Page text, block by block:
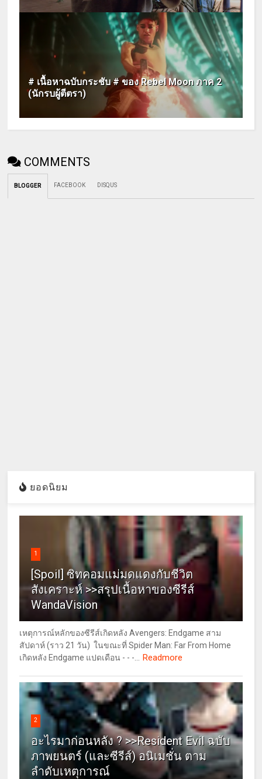
# เนื้อหาฉบับกระชับ # ของ Rebel Moon ภาค 2
(นักรบผู้ตีตรา)
COMMENTS
BLOGGER FACEBOOK DISQUS
ยอดนิยม
1
[Spoil] ซิทคอมแม่มดแดงกับชีวิต
สังเคราะห์ >>สรุปเนื้อหาของซีรีส์
WandaVision
เหตุการณ์หลักของซีรีส์เกิดหลัง Avengers: Endgame สาม
สัปดาห์ (ราว 21 วัน) ในขณะที่ Spider Man: Far From Home
เกิดหลัง Endgame แปดเดือน - - -...
Readmore
2
อะไรมาก่อนหลัง ? >>Resident Evil ฉบับ
ภาพยนตร์ (และซีรีส์) อนิเมชั่น ตาม
ลำดับเหตุการณ์